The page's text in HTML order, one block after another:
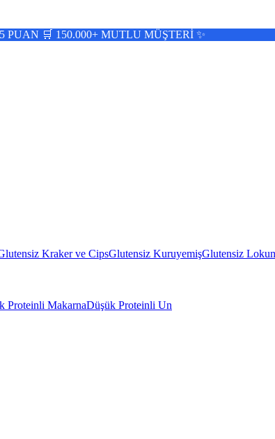
MUTLU MÜŞTERİ ✨
Kraker ve CipsGlutensiz KuruyemişGlutensiz
Proteinli MakarnaDüşük Proteinli Un